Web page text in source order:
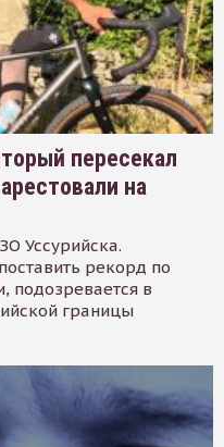
пересекал
на
Уссурийска.
рекорд по
подозревается в
границы